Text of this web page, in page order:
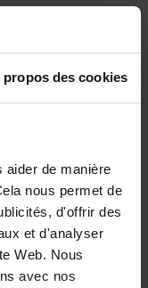
propos des cookies
aider de manière
nous permet de
d'offrir des
et d'analyser
Web. Nous
avec nos